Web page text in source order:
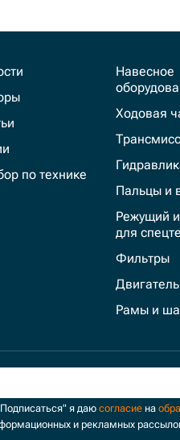
по технике
Навесное
Ходовая
Пальцы и
Режущий
для
Фильтры
Двигатель
Рамы и
я даюсогласиена
и рекламных